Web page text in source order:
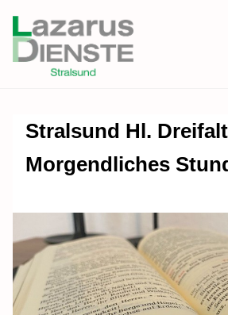
Stralsund Hl.
Morgendliches